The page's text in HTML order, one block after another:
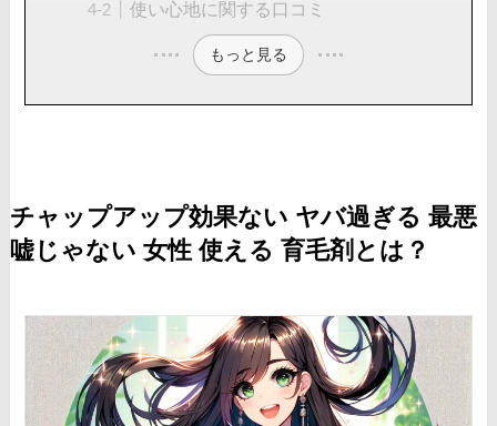
使い心地に関する口コミ
もっと見る
チャップアップ効果ない ヤバ過ぎる 最悪
嘘じゃない 女性 使える 育毛剤とは？